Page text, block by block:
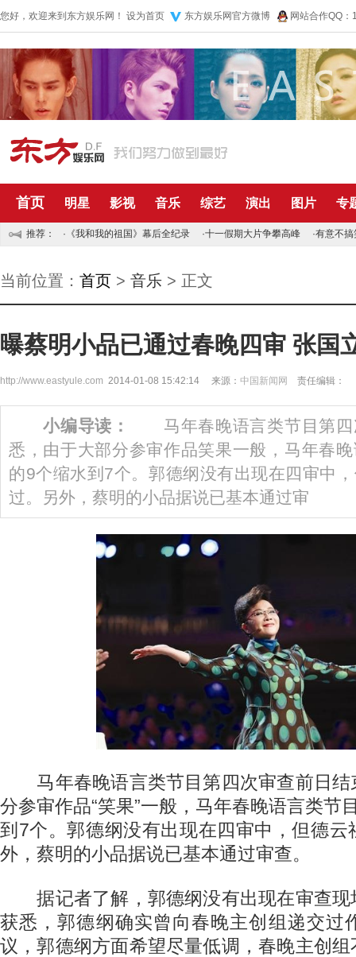
您好，欢迎来到东方娱乐网！ 设为首页 东方娱乐网官方微博 网站合作QQ
首页 明星 影视 音乐 综艺 演出 图片 专
推荐： · 《我和我的祖国》幕后全纪录 ·十一假期大片争攀高峰 ·有意不搞
当前位置： 首页 > 音乐 > 正文
曝蔡明小品已通过春晚四审 张国
http://www.eastyule.com 2014-01-08 15:42:14 来源： 中国新闻网 责任编辑：
小编导读：
马年春晚语言类节目第四
悉，由于大部分参审作品笑果一般，马年春
的9个缩水到7个。郭德纲没有出现在四审中
过。另外，蔡明的小品据说已基本通过审
马年春晚语言类节目第四次审查前日结
分参审作品“笑果”一般，马年春晚语言类节
到7个。郭德纲没有出现在四审中，但德云
外，蔡明的小品据说已基本通过审查。
据记者了解，郭德纲没有出现在审查现
获悉，郭德纲确实曾向春晚主创组递交过
议，郭德纲方面希望尽量低调，春晚主创